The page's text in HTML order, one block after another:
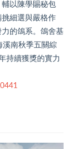
以陳學賜秘包
細選與嚴格作
的鴿系。鴿舍基
溪南秋季五關綜
持續獲獎的實力